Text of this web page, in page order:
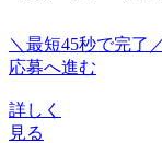
＼最短45秒で完了
応募へ進む
詳しく
見る